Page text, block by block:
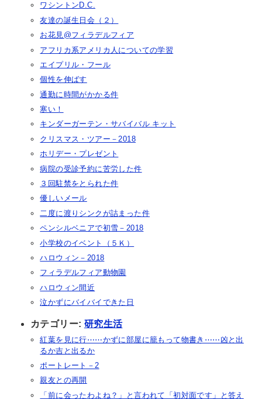
ワシントンD.C.
友達の誕生日会（２）
お花見@フィラデルフィア
アフリカ系アメリカ人についての学習
エイプリル・フール
個性を伸ばす
通勤に時間がかかる件
寒い！
キンダーガーテン・サバイバル キット
クリスマス・ツアー－2018
ホリデー・プレゼント
病院の受診予約に苦労した件
３回駐禁をとられた件
優しいメール
二度に渡りシンクが詰まった件
ペンシルベニアで初雪－2018
小学校のイベント（５Ｋ）
ハロウィン－2018
フィラデルフィア動物園
ハロウィン間近
泣かずにバイバイできた日
カテゴリー: 研究生活
紅葉を見に行⋯⋯かずに部屋に籠もって物書き⋯⋯凶と出
るか吉と出るか
ポートレート－2
親友との再開
「前に会ったわよね？」と言われて「初対面です」と答え